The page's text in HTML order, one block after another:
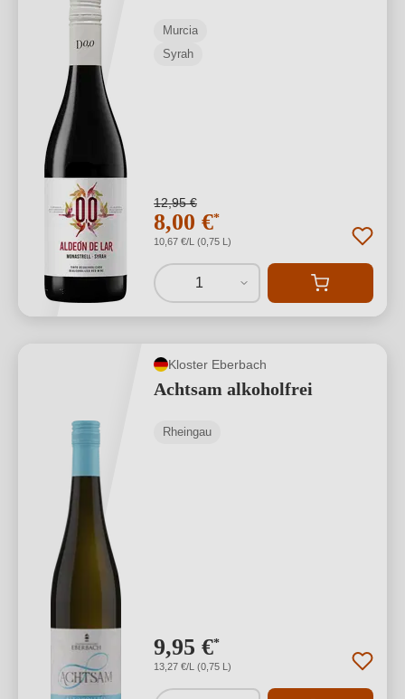
Murcia
Syrah
12,95 €
8,00 €*
10,67 €/L (0,75 L)
1
Kloster Eberbach
Achtsam alkoholfrei
Rheingau
9,95 €*
13,27 €/L (0,75 L)